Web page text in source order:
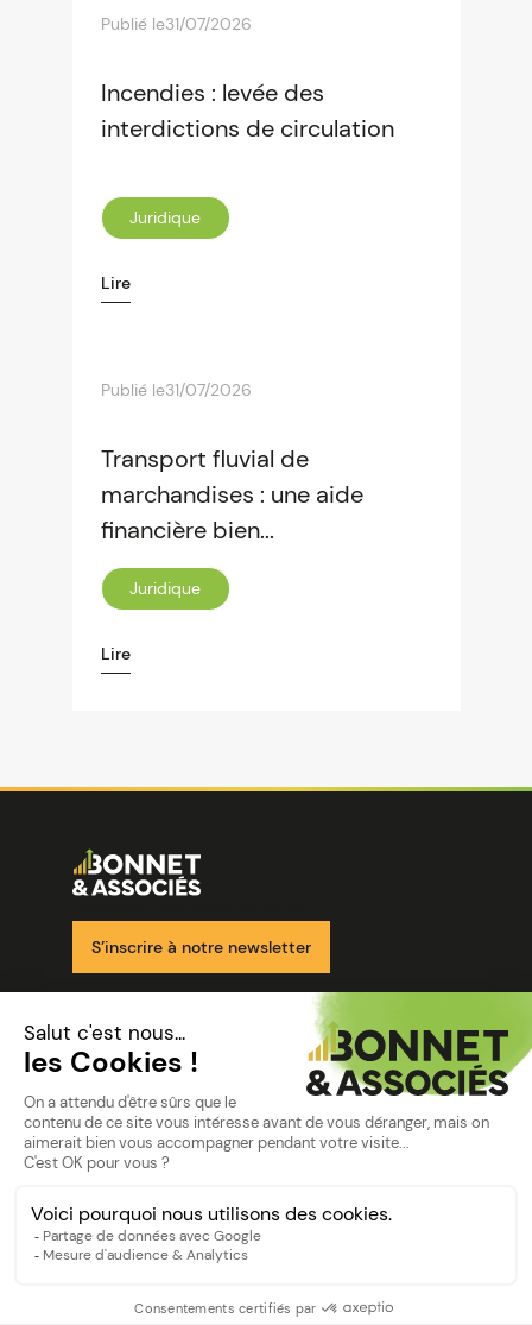
Publié le31/07/2026
Incendies : levée des
interdictions de circulation
Juridique
Lire
Publié le31/07/2026
Transport fluvial de
marchandises : une aide
financière bien...
Juridique
Lire
Image
S’inscrire à notre newsletter
Nos solutions
Nos cabinets
Mon espace client
Politique de confidentialité
©Bonnet2023